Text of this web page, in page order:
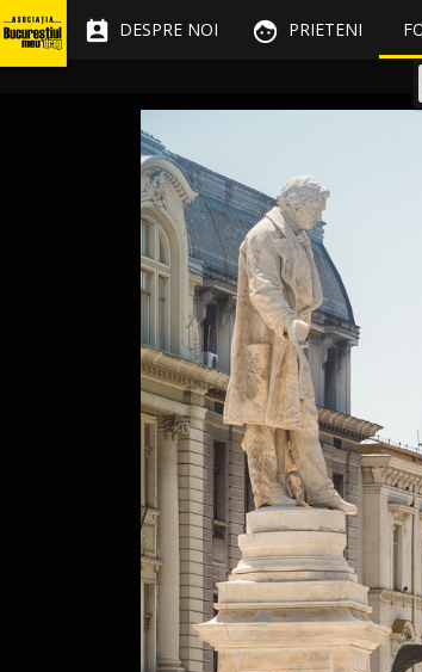
 DESPRE NOI  PRIETENI